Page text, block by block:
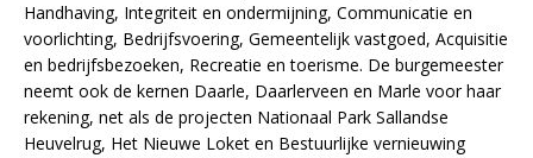
Handhaving, Integriteit en ondermijning, Communicatie en
voorlichting, Bedrijfsvoering, Gemeentelijk vastgoed, Acquisitie
en bedrijfsbezoeken, Recreatie en toerisme. De burgemeester
neemt ook de kernen Daarle, Daarlerveen en Marle voor haar
rekening, net als de projecten Nationaal Park Sallandse
Heuvelrug, Het Nieuwe Loket en Bestuurlijke vernieuwing